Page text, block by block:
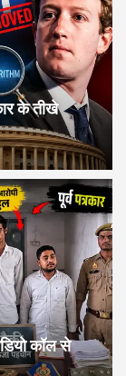
के तीखे
कॉल से